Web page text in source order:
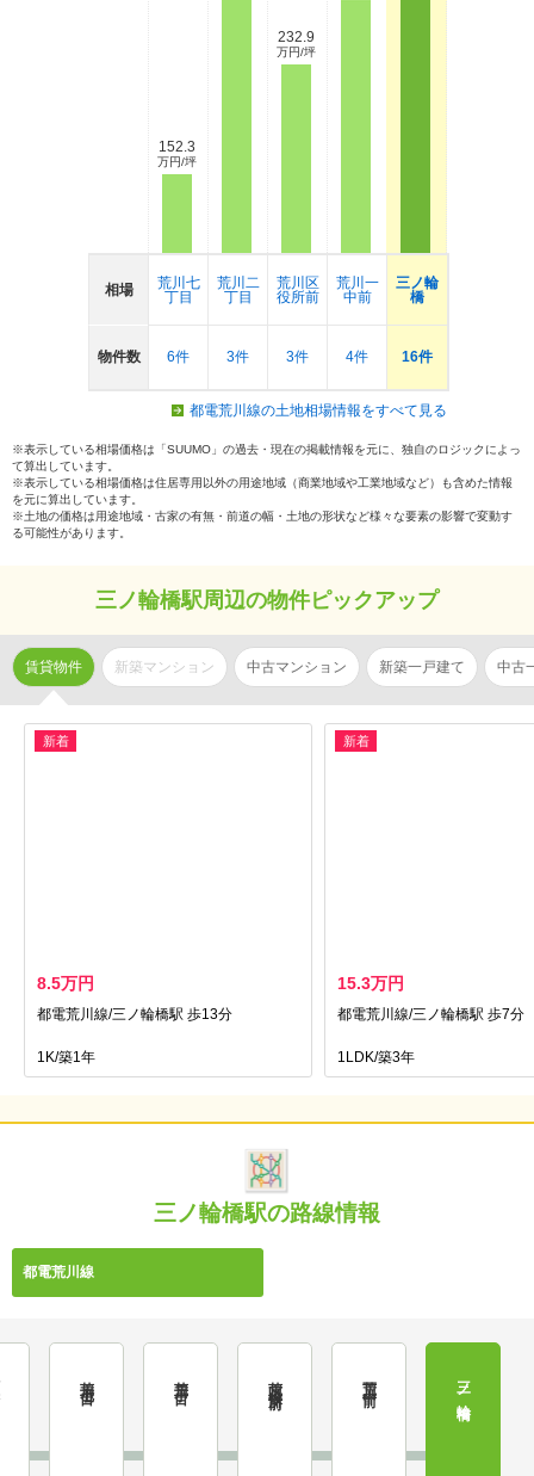
相場
物件数
152.3
万円/坪
荒川七
丁目
6件
荒川二
丁目
3件
232.9
万円/坪
荒川区
役所前
3件
荒川一
中前
4件
三ノ輪
橋
16件
都電荒川線の土地相場情報をすべて見る
※表示している相場価格は「SUUMO」の過去・現在の掲載情報を元に、独自のロジックによっ
て算出しています。
※表示している相場価格は住居専用以外の用途地域（商業地域や工業地域など）も含めた情報
を元に算出しています。
※土地の価格は用途地域・古家の有無・前道の幅・土地の形状など様々な要素の影響で変動す
る可能性があります。
三ノ輪橋駅周辺の物件ピックアップ
賃貸物件 新築マンション 中古マンション 新築一戸建て 中古
新着
8.5万円
都電荒川線/三ノ輪橋駅 歩13分
1K/築1年
新着
15.3万円
都電荒川線/三ノ輪橋駅 歩7分
1LDK/築3年
三ノ輪橋駅の路線情報
都電荒川線
荒川区役所前 三ノ輪橋